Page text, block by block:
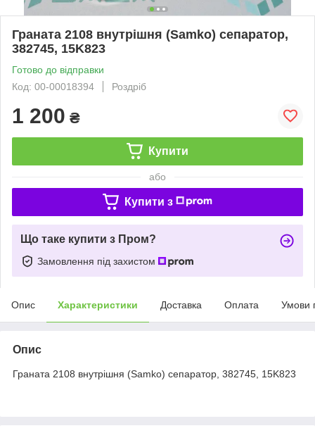
Граната 2108 внутрішня (Samko) сепаратор,
382745, 15K823
Готово до відправки
Код: 00-00018394
Роздріб
1 200 ₴
Купити
або
Купити з
Що таке купити з Пром?
Замовлення під захистом
Опис Характеристики Доставка Оплата Умови
Опис
Граната 2108 внутрішня (Samko) сепаратор, 382745, 15K823